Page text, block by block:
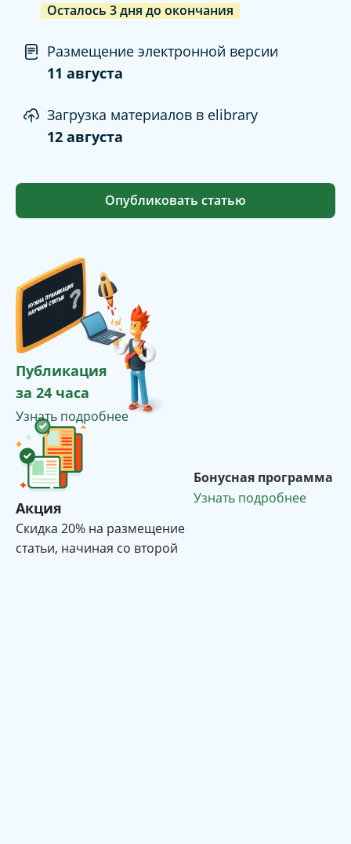
Осталось 3дня до окончания
Размещение электронной версии
11 августа
Загрузка материалов в elibrary
12 августа
Опубликовать статью
Публикация
за 24 часа
Узнать подробнее
Акция
Cкидка 20% на размещение
статьи, начиная со второй
Бонусная программа
Узнать подробнее